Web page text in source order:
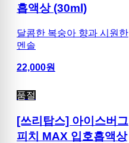
흡액상 (30ml)
달콤한 복숭아 향과 시원한
멘솔
22,000원
품절
[쓰리탑스] 아이스버그
피치 MAX 입호흡액상